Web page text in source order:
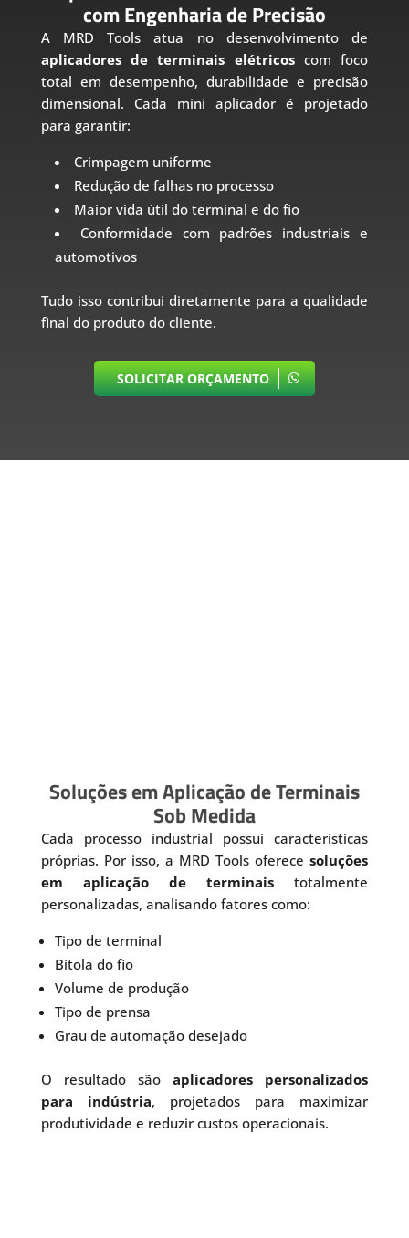
com Engenharia de Precisão
A MRD Tools atua no desenvolvimento de
aplicadores de terminais elétricoscom foco
total em desempenho, durabilidade e precisão
dimensional. Cada mini aplicador é projetado
para garantir:
Crimpagem uniforme
Redução de falhas no processo
Maior vida útil do terminal e do fio
Conformidade com padrões industriais e
automotivos
Tudo isso contribui diretamente para a qualidade
final do produto do cliente.
SOLICITAR ORÇAMENTO
Soluções em Aplicação de Terminais
Sob Medida
Cada processo industrial possui características
próprias. Por isso, a MRD Tools oferecesoluções
em aplicação de terminais totalmente
personalizadas, analisando fatores como:
Tipo de terminal
Bitola do fio
Volume de produção
Tipo de prensa
Grau de automação desejado
O resultado sãoaplicadores personalizados
para indústria, projetados para maximizar
produtividade e reduzir custos operacionais.